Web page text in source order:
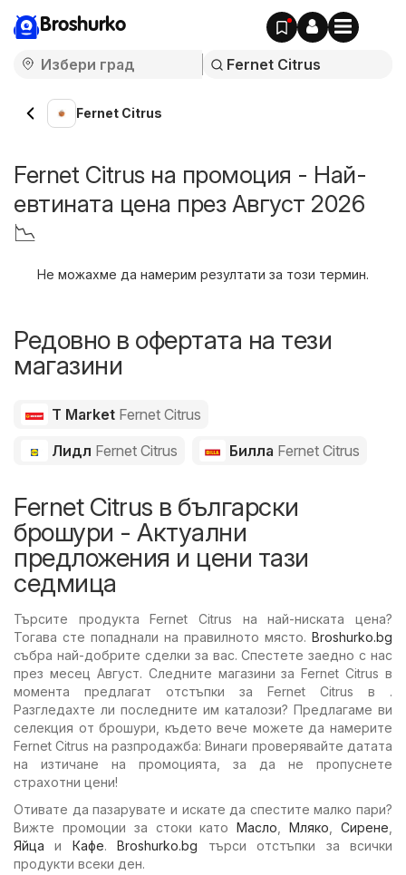
Broshurko
Fernet Citrus
Fernet Citrus на промоция - Най-
евтината цена през Август 2026
📉
Не можахме да намерим резултати за този термин.
Редовно в офертата на тези
магазини
T Market Fernet Citrus
Лидл Fernet Citrus Билла Fernet Citrus
Fernet Citrus в български
брошури - Актуални
предложения и цени тази
седмица
Търсите продукта Fernet Citrus на най-ниската цена?
Тогава сте попаднали на правилното място. Broshurko.bg
събра най-добрите сделки за вас. Спестете заедно с нас
през месец Август. Следните магазини за Fernet Citrus в
момента предлагат отстъпки за Fernet Citrus в .
Разгледахте ли последните им каталози? Предлагаме ви
селекция от брошури, където вече можете да намерите
Fernet Citrus на разпродажба: Винаги проверявайте датата
на изтичане на промоцията, за да не пропуснете
страхотни цени!
Отивате да пазарувате и искате да спестите малко пари?
Вижте промоции за стоки катоМасло ,Мляко ,Сирене
Яйца и Кафе.Broshurko.bg търси отстъпки за всички
продукти всеки ден.